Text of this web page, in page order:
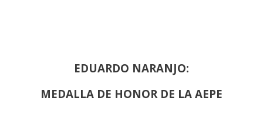
EDUARDO NARANJO:
MEDALLA DE HONOR DE LA AEPE